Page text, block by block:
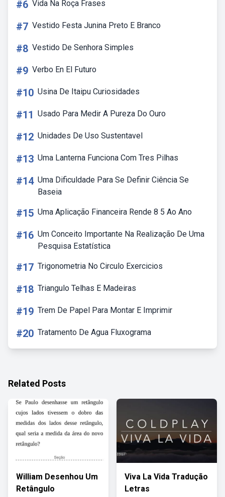
#6 Vida Na Roça Frases
#7 Vestido Festa Junina Preto E Branco
#8 Vestido De Senhora Simples
#9 Verbo En El Futuro
#10 Usina De Itaipu Curiosidades
#11 Usado Para Medir A Pureza Do Ouro
#12 Unidades De Uso Sustentavel
#13 Uma Lanterna Funciona Com Tres Pilhas
#14 Uma Dificuldade Para Se Definir Ciência Se
Baseia
#15 Uma Aplicação Financeira Rende 8 5 Ao Ano
#16 Um Conceito Importante Na Realização De Uma
Pesquisa Estatística
#17 Trigonometria No Circulo Exercicios
#18 Triangulo Telhas E Madeiras
#19 Trem De Papel Para Montar E Imprimir
#20 Tratamento De Agua Fluxograma
Related Posts
William Desenhou Um
Retângulo
Viva La Vida Tradução
Letras